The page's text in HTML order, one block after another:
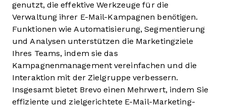
genutzt, die effektive Werkzeuge für die
Verwaltung ihrer E-Mail-Kampagnen benötigen.
Funktionen wie Automatisierung, Segmentierung
und Analysen unterstützen die Marketingziele
Ihres Teams, indem sie das
Kampagnenmanagement vereinfachen und die
Interaktion mit der Zielgruppe verbessern.
Insgesamt bietet Brevo einen Mehrwert, indem Sie
effiziente und zielgerichtete E-Mail-Marketing-